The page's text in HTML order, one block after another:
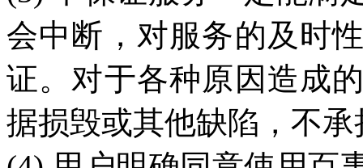
会中断，对服务的及时
证。对于各种原因造成
据损毁或其他缺陷，不